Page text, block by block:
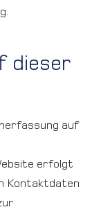
dieser
auf
erfolgt
Kontaktdaten